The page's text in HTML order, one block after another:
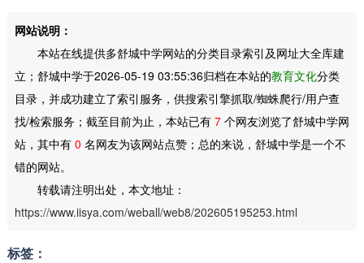
网站说明：
本站在线提供多舒城中学网站的分类目录索引及网址大全库建
立；舒城中学于2026-05-19 03:55:36归档在本站的教育文化分类
目录，并成功建立了索引服务，供搜索引擎抓取/蜘蛛爬行/用户查
找/检索服务；截至目前为止，本站已有 7个网友浏览了舒城中学网
站，其中有 0 名网友为该网站点赞；总的来说，舒城中学是一个不
错的网站。
转载请注明出处，本文地址：
https://www.iisya.com/weball/web8/202605195253.html
标签：